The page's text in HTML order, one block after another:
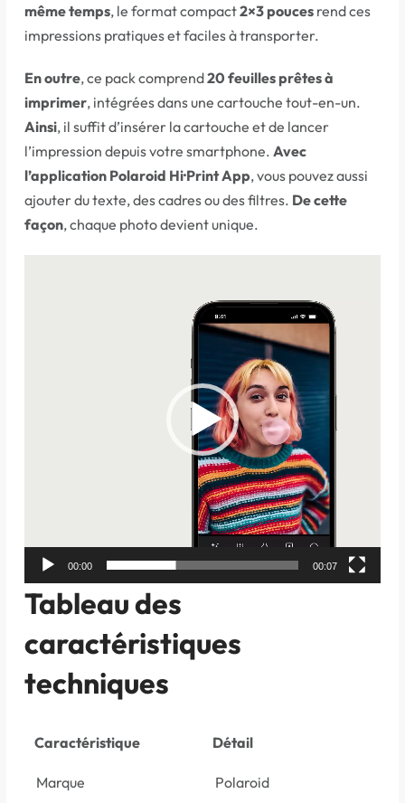
même temps, le format compact2×3 pouces rend ces
impressions pratiques et faciles à transporter.
En outre, ce pack comprend20 feuilles prêtes à
imprimer, intégrées dans une cartouche tout-en-un.
Ainsi, il suffit d’insérer la cartouche et de lancer
l’impression depuis votre smartphone. Avec
l’application Polaroid Hi·Print App, vous pouvez aussi
ajouter du texte, des cadres ou des filtres. De cette
façon, chaque photo devient unique.
00:00 00:07
Tableau des
caractéristiques
techniques
Caractéristique Détail
Marque Polaroid